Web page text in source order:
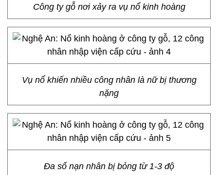
Công ty gỗ nơi xảy ra vụ nổ kinh hoàng
Vụ nổ khiến nhiều công nhân là nữ bị thương
nặng
Đa số nạn nhân bị bỏng từ 1-3 độ